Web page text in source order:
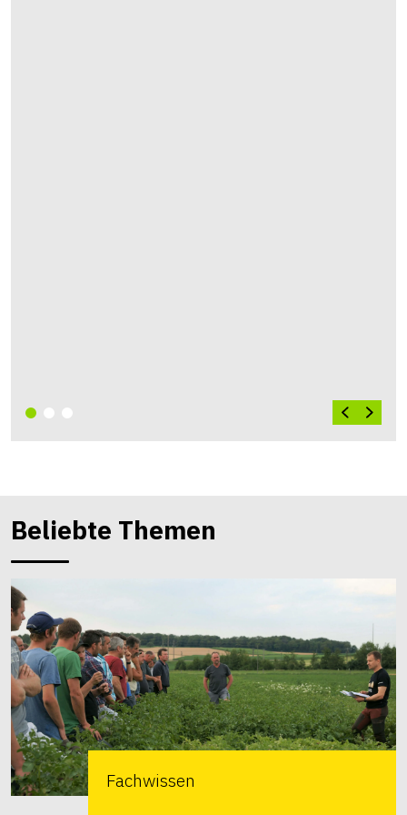
Beliebte Themen
Fachwissen